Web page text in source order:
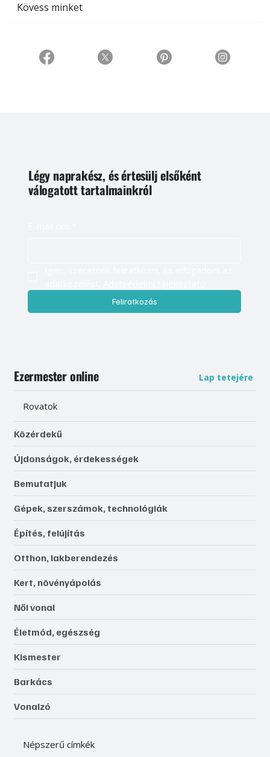
Kövess minket
Légy naprakész, és értesülj elsőként
válogatott tartalmainkról
Feliratkozás
Ezermester online Lap tetejére
Rovatok
Közérdekű
Újdonságok, érdekességek
Bemutatjuk
Gépek, szerszámok, technológiák
Építés, felújítás
Otthon, lakberendezés
Kert, növényápolás
Női vonal
Életmód, egészség
Kismester
Barkács
Vonalzó
Népszerű címkék